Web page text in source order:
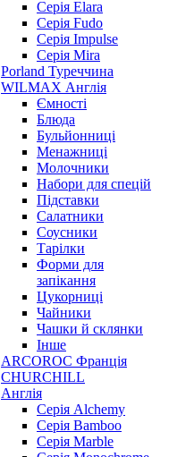
Серія Elara
Серія Fudo
Серія Impulse
Серія Mira
Porland Туреччина
WILMAX Англія
Ємності
Блюда
Бульйонниці
Менажниці
Молочники
Набори для спецій
Підставки
Салатники
Соусники
Тарілки
Форми для
запікання
Цукорниці
Чайники
Чашки й склянки
Інше
ARCOROC Франція
CHURCHILL
Англія
Серія Alchemy
Серія Bamboo
Серія Marble